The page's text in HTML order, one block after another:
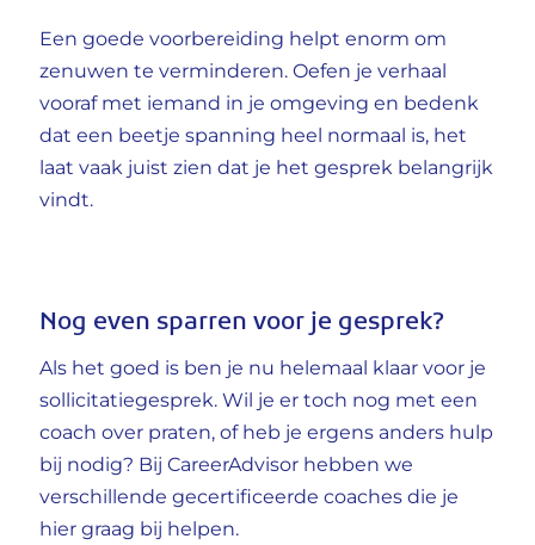
Een goede voorbereiding helpt enorm om
zenuwen te verminderen. Oefen je verhaal
vooraf met iemand in je omgeving en bedenk
dat een beetje spanning heel normaal is, het
laat vaak juist zien dat je het gesprek belangrijk
vindt.
Nog even sparren voor je gesprek?
Als het goed is ben je nu helemaal klaar voor je
sollicitatiegesprek. Wil je er toch nog met een
coach over praten, of heb je ergens anders hulp
bij nodig? Bij CareerAdvisor hebben we
verschillende gecertificeerde coaches die je
hier graag bij helpen.